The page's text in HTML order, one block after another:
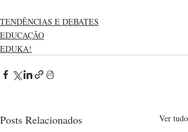
TENDÊNCIAS E DEBATES
EDUCAÇÃO
EDUKA!
Posts Relacionados Ver tudo